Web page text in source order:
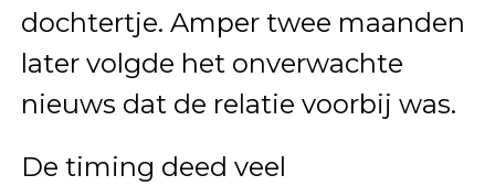
dochtertje. Amper twee maanden
later volgde het onverwachte
nieuws dat de relatie voorbij was.
De timing deed veel